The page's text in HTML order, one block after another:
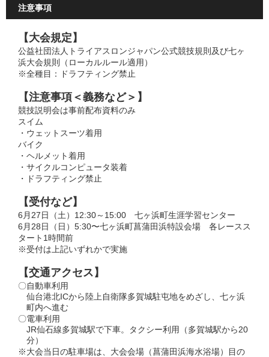
注意事項
【大会規定】
公益社団法人トライアスロンジャパン公式競技規則及び七ヶ
浜大会規則（ローカルルール適用）
※全種目：ドラフティング禁止
【注意事項＜義務など＞】
競技説明会は事前配布資料のみ
スイム
・ウェットスーツ着用
バイク
・ヘルメット着用
・サイクルコンピュータ装着
・ドラフティング禁止
【受付など】
6月27日（土）12:30～15:00 七ヶ浜町生涯学習センター
6月28日（日）5:30〜七ヶ浜町菖蒲田浜特設会場 各レースス
タート1時間前
※受付は上記いずれかで実施
【交通アクセス】
〇自動車利用
仙台港北ICから陸上自衛隊多賀城駐屯地をめざし、七ヶ浜
町内へ進む
〇電車利用
JR仙石線多賀城駅で下車。タクシー利用（多賀城駅から20
分）
※大会当日の駐車場は、大会会場（菖蒲田浜海水浴場）目の